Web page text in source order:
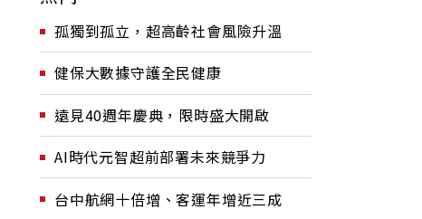
孤獨到孤立，超高齡社會風險升溫
健保大數據守護全民健康
遠見40週年慶典，限時盛大開啟
AI時代元智超前部署未來競爭力
台中航網十倍增、客運年增近三成